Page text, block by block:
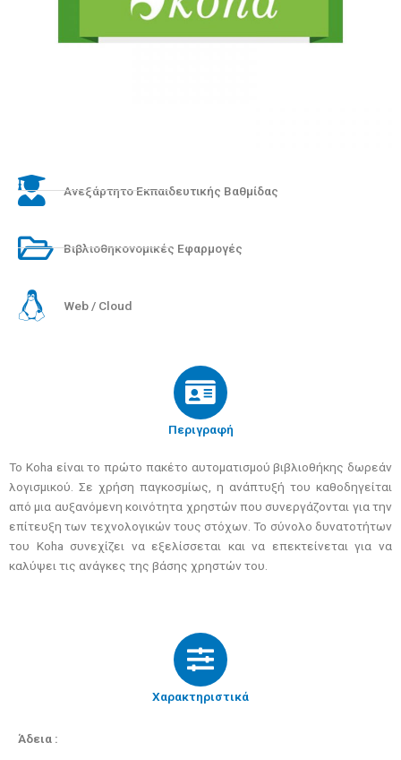
Ανεξάρτητο Εκπαιδευτικής Βαθμίδας
Βιβλιοθηκονομικές Εφαρμογές
Web / Cloud
Περιγραφή
Το Koha είναι το πρώτο πακέτο αυτοματισμού βιβλιοθήκης δωρεάν
λογισμικού. Σε χρήση παγκοσμίως, η ανάπτυξή του καθοδηγείται
από μια αυξανόμενη κοινότητα χρηστών που συνεργάζονται για την
επίτευξη των τεχνολογικών τους στόχων. Το σύνολο δυνατοτήτων
του Koha συνεχίζει να εξελίσσεται και να επεκτείνεται για να
καλύψει τις ανάγκες της βάσης χρηστών του.
Χαρακτηριστικά
Άδεια :